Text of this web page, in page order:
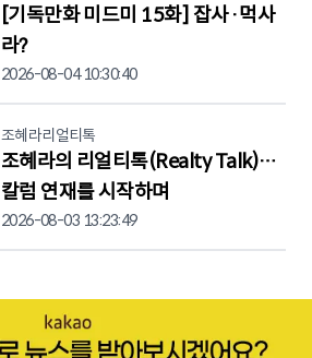
[기독만화 미드미 15화] 잡사·먹사
라?
2026-08-04 10:30:40
조혜라리얼티톡
조혜라의 리얼티톡(Realty Talk)…
칼럼 연재를 시작하며
2026-08-03 13:23:49